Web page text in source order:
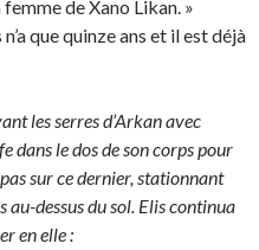
de Xano Likan. »
que quinze ans et il est déjà
les serres d’Arkan avec
dans le dos de son corps pour
sur ce dernier, stationnant
au-dessus du sol. Elis continua
en elle :